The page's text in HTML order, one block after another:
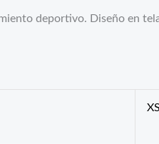
deportivo. Diseño en
XS